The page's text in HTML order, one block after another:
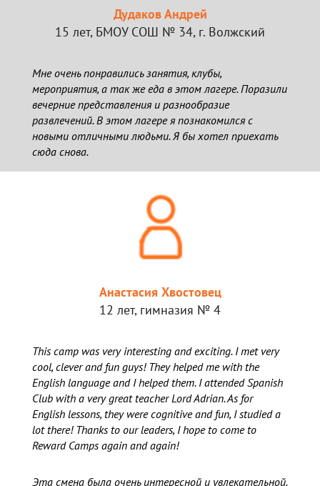
Дудаков Андрей
15 лет, БМОУ СОШ № 34, г. Волжский
Мне очень понравились занятия, клубы,
мероприятия, а так же еда в этом лагере. Поразили
вечерние представления и разнообразие
развлечений. В этом лагере я познакомился с
новыми отличными людьми. Я бы хотел приехать
сюда снова.
Анастасия Хвостовец
12 лет, гимназия № 4
This camp was very interesting and exciting. I met very
cool, clever and fun guys! They helped me with the
English language and I helped them. I attended Spanish
Club with a very great teacher Lord Adrian. As for
English lessons, they were cognitive and fun, I studied a
lot there! Thanks to our leaders, I hope to come to
Reward Camps again and again!
Эта смена была очень интересной и увлекательной.